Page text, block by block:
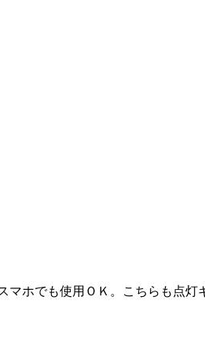
ホでも使用ＯＫ。こちらも点灯